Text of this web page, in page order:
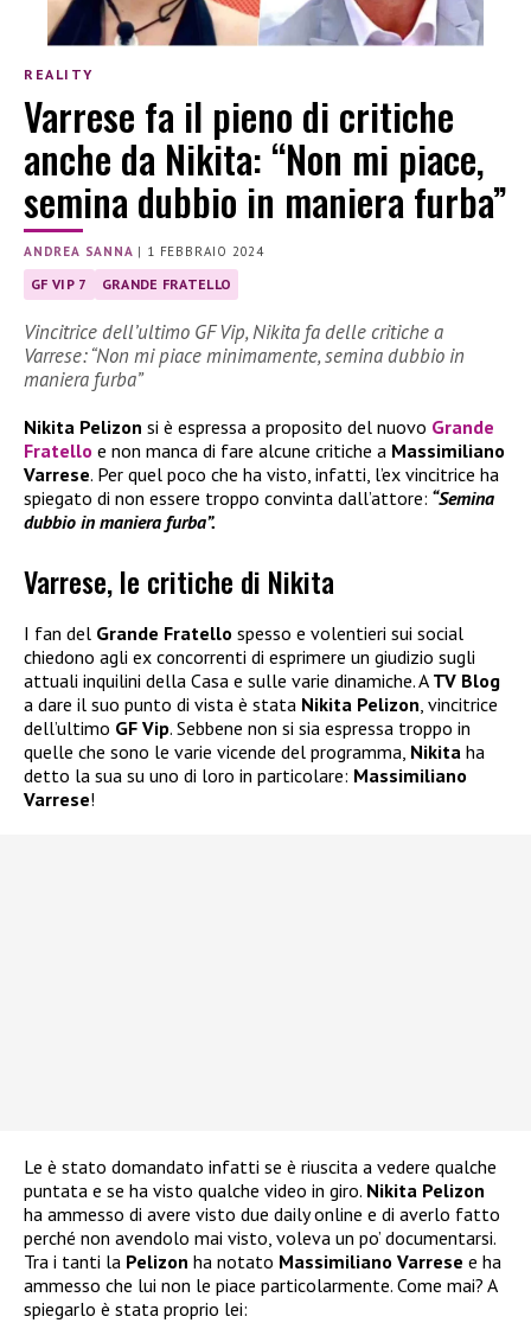
REALITY
Varrese fa il pieno di critiche
anche da Nikita: “Non mi piace,
semina dubbio in maniera furba”
ANDREA SANNA | 1 FEBBRAIO 2024
GF VIP 7 GRANDE FRATELLO
Vincitrice dell’ultimo GF Vip, Nikita fa delle critiche a
Varrese: “Non mi piace minimamente, semina dubbio in
maniera furba”
Nikita Pelizon si è espressa a proposito del nuovo Grande
Fratello e non manca di fare alcune critiche a Massimiliano
Varrese. Per quel poco che ha visto, infatti, l’ex vincitrice ha
spiegato di non essere troppo convinta dall’attore: “Semina
dubbio in maniera furba”.
Varrese, le critiche di Nikita
I fan del Grande Fratello spesso e volentieri sui social
chiedono agli ex concorrenti di esprimere un giudizio sugli
attuali inquilini della Casa e sulle varie dinamiche. A TV Blog
a dare il suo punto di vista è stata Nikita Pelizon , vincitrice
dell’ultimo GF Vip. Sebbene non si sia espressa troppo in
quelle che sono le varie vicende del programma, Nikita ha
detto la sua su uno di loro in particolare: Massimiliano
Varrese!
Le è stato domandato infatti se è riuscita a vedere qualche
puntata e se ha visto qualche video in giro. Nikita Pelizon
ha ammesso di avere visto due daily online e di averlo fatto
perché non avendolo mai visto, voleva un po’ documentarsi.
Tra i tanti la Pelizon ha notato Massimiliano Varrese e ha
ammesso che lui non le piace particolarmente. Come mai? A
spiegarlo è stata proprio lei: